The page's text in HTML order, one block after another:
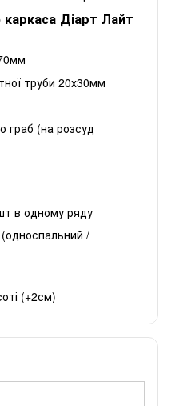
Діарт Лайт
труби 20х30мм
граб (на розсуд
в одному ряду
(односпальний /
(+2см)